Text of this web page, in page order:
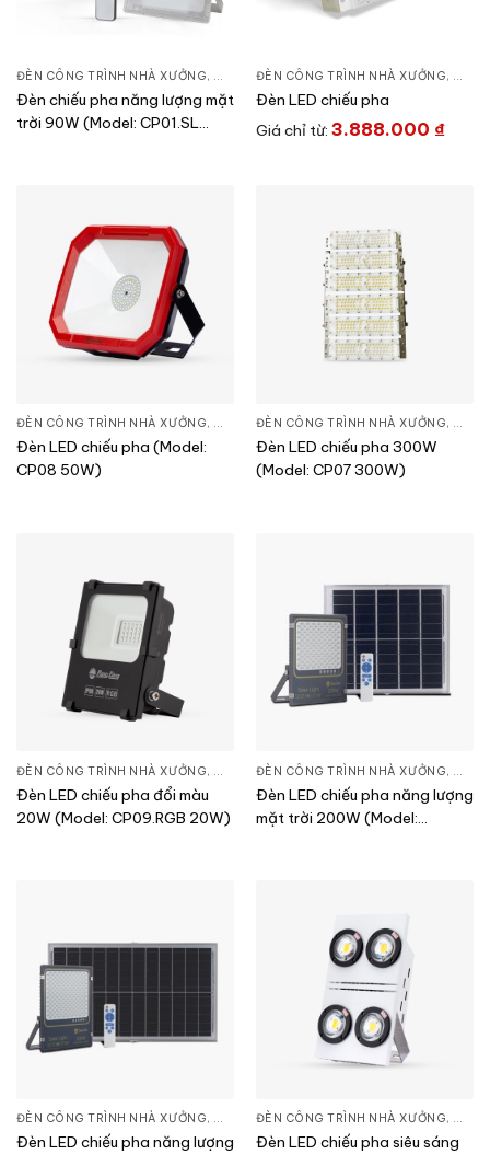
ĐÈN CÔNG TRÌNH NHÀ XƯỞNG, ĐÈN PHA LED, THIẾT BỊ CHIẾU SÁNG
Đèn chiếu pha năng lượng mặt
trời 90W (Model: CP01.SL
ĐÈN CÔNG TRÌNH NHÀ XƯỞNG, ĐÈN
Đèn LED chiếu pha
Giá chỉ từ: 3.888.000 ₫
ĐÈN CÔNG TRÌNH NHÀ XƯỞNG, ĐÈN PHA LED, THIẾT BỊ CHIẾU SÁNG
Đèn LED chiếu pha (Model:
CP08 50W)
ĐÈN CÔNG TRÌNH NHÀ XƯỞNG, ĐÈN
Đèn LED chiếu pha 300W
(Model: CP07 300W)
ĐÈN CÔNG TRÌNH NHÀ XƯỞNG, ĐÈN PHA LED, THIẾT BỊ CHIẾU SÁNG
Đèn LED chiếu pha đổi màu
20W (Model: CP09.RGB 20W)
ĐÈN CÔNG TRÌNH NHÀ XƯỞNG, ĐÈN
Đèn LED chiếu pha năng lượng
mặt trời 200W (Model:
ĐÈN CÔNG TRÌNH NHÀ XƯỞNG, ĐÈN PHA LED, THIẾT BỊ CHIẾU SÁNG
Đèn LED chiếu pha năng lượng
ĐÈN CÔNG TRÌNH NHÀ XƯỞNG, ĐÈN
Đèn LED chiếu pha siêu sáng